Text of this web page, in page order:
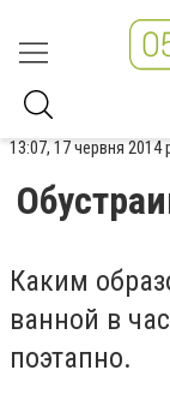
13:07, 17 червня 2014
Каким
ванной в
поэтапно.